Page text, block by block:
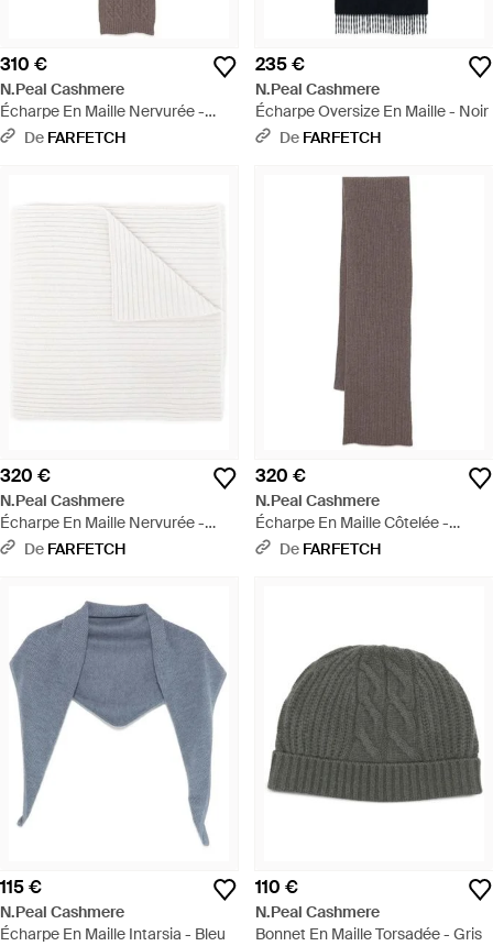
310 €
N.Peal Cashmere
Écharpe En Maille Nervurée -
Marron
De FARFETCH
235 €
N.Peal Cashmere
Écharpe Oversize En Maille - Noir
De FARFETCH
320 €
N.Peal Cashmere
Écharpe En Maille Nervurée -
Blanc
De FARFETCH
320 €
N.Peal Cashmere
Écharpe En Maille Côtelée -
Marron
De FARFETCH
115 €
N.Peal Cashmere
Écharpe En Maille Intarsia - Bleu
110 €
N.Peal Cashmere
Bonnet En Maille Torsadée - Gris